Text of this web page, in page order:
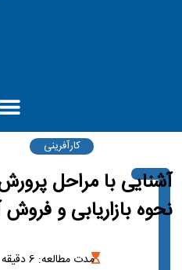
کارآفرینی
آشنایی با مراحل
نحوه بازاریابی و
مدت مطالعه: 6دقیقه